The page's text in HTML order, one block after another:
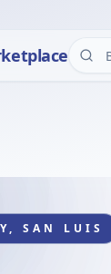
SAN LUIS